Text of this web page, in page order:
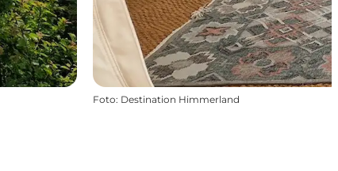
Foto: Destination Himmerland